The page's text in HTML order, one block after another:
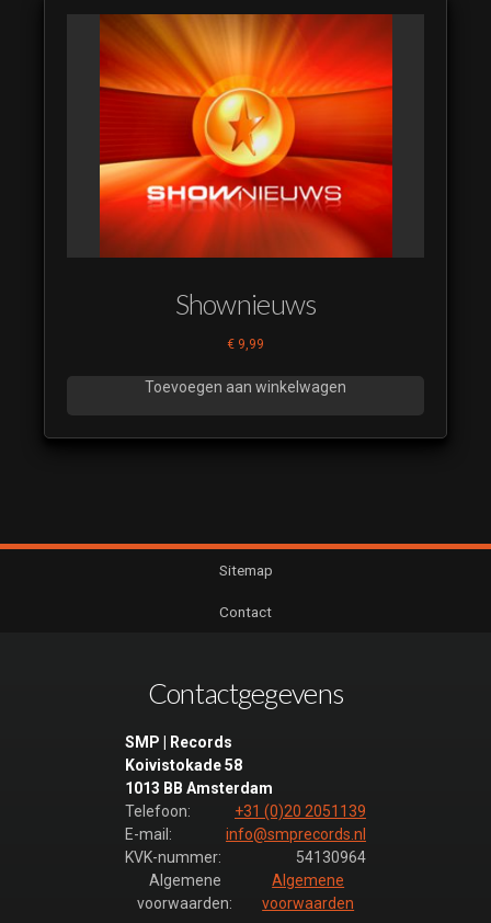
Shownieuws
€ 9,99
Toevoegen aan winkelwagen
Sitemap
Contact
Contactgegevens
SMP | Records
Koivistokade 58
1013 BB Amsterdam
Telefoon:
+31 (0)20 2051139
E-mail:
info@smprecords.nl
KVK-nummer:
54130964
Algemene
voorwaarden:
Algemene
voorwaarden